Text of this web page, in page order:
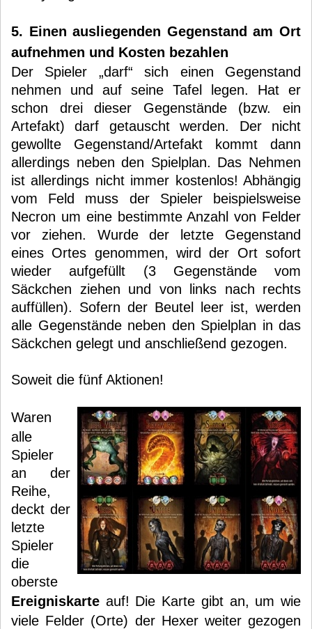
5. Einen ausliegenden Gegenstand am Ort
aufnehmen und Kosten bezahlen
Der Spieler „darf“ sich einen Gegenstand
nehmen und auf seine Tafel legen. Hat er
schon drei dieser Gegenstände (bzw. ein
Artefakt) darf getauscht werden. Der nicht
gewollte Gegenstand/Artefakt kommt dann
allerdings neben den Spielplan. Das Nehmen
ist allerdings nicht immer kostenlos! Abhängig
vom Feld muss der Spieler beispielsweise
Necron um eine bestimmte Anzahl von Felder
vor ziehen. Wurde der letzte Gegenstand
eines Ortes genommen, wird der Ort sofort
wieder aufgefüllt (3 Gegenstände vom
Säckchen ziehen und von links nach rechts
auffüllen). Sofern der Beutel leer ist, werden
alle Gegenstände neben den Spielplan in das
Säckchen gelegt und anschließend gezogen.
Soweit die fünf Aktionen!
Waren
alle
Spieler
an der
Reihe,
deckt der
letzte
Spieler
die
oberste
Ereigniskarte auf! Die Karte gibt an, um wie
viele Felder (Orte) der Hexer weiter gezogen